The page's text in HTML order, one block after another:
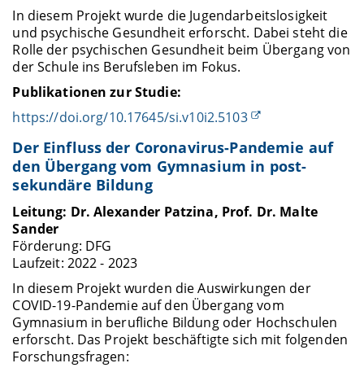
In diesem Projekt wurde die Jugendarbeitslosigkeit
und psychische Gesundheit erforscht. Dabei steht die
Rolle der psychischen Gesundheit beim Übergang von
der Schule ins Berufsleben im Fokus.
Publikationen zur Studie:
https://doi.org/10.17645/si.v10i2.5103
Der Einfluss der Coronavirus-Pandemie auf
den Übergang vom Gymnasium in post-
sekundäre Bildung
Leitung: Dr. Alexander Patzina, Prof. Dr. Malte
Sander
Förderung: DFG
Laufzeit: 2022 - 2023
In diesem Projekt wurden die Auswirkungen der
COVID-19-Pandemie auf den Übergang vom
Gymnasium in berufliche Bildung oder Hochschulen
erforscht. Das Projekt beschäftigte sich mit folgenden
Forschungsfragen: